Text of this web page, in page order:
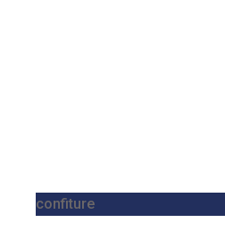
confiture